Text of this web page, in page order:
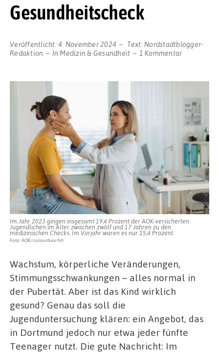
Gesundheitscheck
Veröffentlicht:4. November 2024 Text: Nordstadtblogger-
Redaktion
In Medizin & Gesundheit 1 Kommentarzu
Dortmund
nur
jeder
fünfte
Teenager
zum
Im Jahr 2023 gingen insgesamt 19,4 Prozent der AOK-versicherten
Jugendlichen im Alter zwischen zwölf und 17 Jahren zu den
medizinischen Checks. Im Vorjahr waren es nur 15,4 Prozent.
Foto: AOK/colourbox/hfr.
Wachstum, körperliche Veränderungen,
Stimmungsschwankungen – alles normal in
der Pubertät. Aber ist das Kind wirklich
gesund? Genau das soll die
Jugenduntersuchung klären: ein Angebot, das
in Dortmund jedoch nur etwa jeder fünfte
Teenager nutzt. Die gute Nachricht: Im